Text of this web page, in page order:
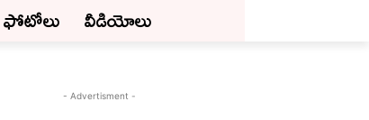
ఫోటోలు వీడియోలు
- Advertisment -